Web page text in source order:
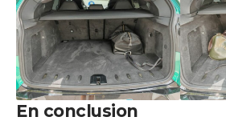
En conclusion